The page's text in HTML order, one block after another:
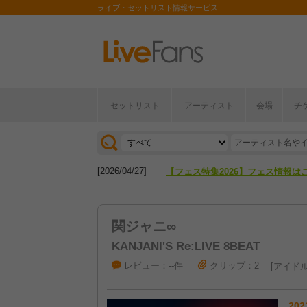
ライブ・セットリスト情報サービス
セットリスト アーティスト 会場 チ
[2026/07/28] 【ライブ動員ランキング】2026年
[2026/04/27] 【フェス特集2026】フェス情報は
関ジャニ∞
KANJANI'S Re:LIVE 8BEAT
レビュー：--件 クリップ：2 アイド